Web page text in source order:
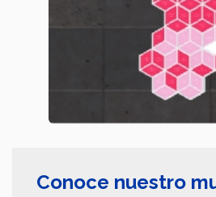
Conoce nuestro